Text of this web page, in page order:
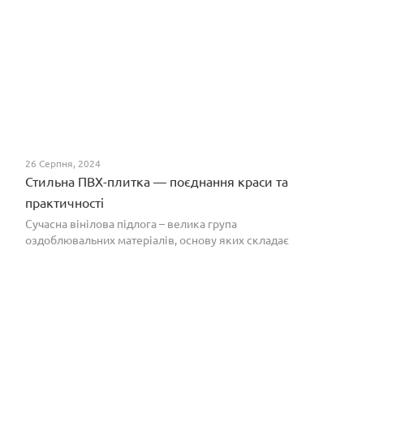
26 Серпня, 2024
Стильна ПВХ-плитка — поєднання краси та
практичності
Сучасна вінілова підлога – велика група
оздоблювальних матеріалів, основу яких складає